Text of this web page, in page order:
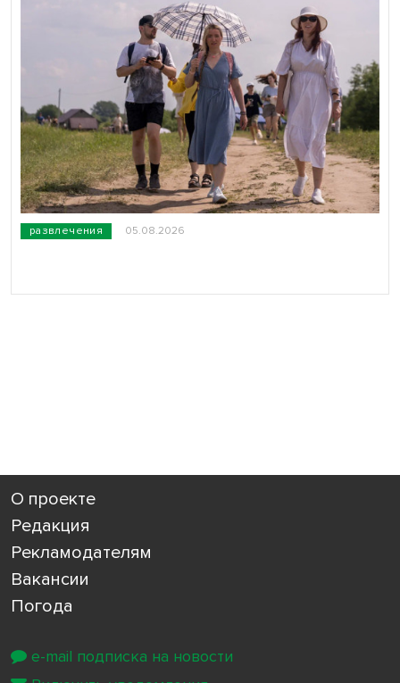
развлечения 05.08.2026
О проекте
Редакция
Рекламодателям
Вакансии
Погода
e-mail подписка на новости